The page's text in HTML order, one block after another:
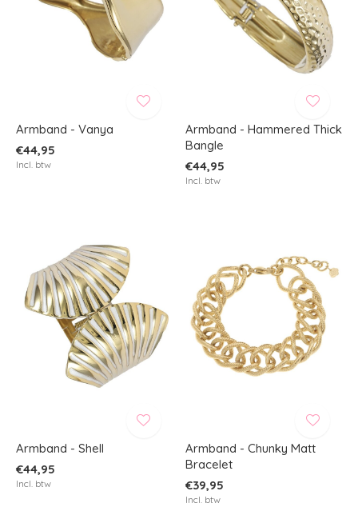
Armband - Vanya
€44,95
Incl. btw
Armband - Hammered Thick
Bangle
€44,95
Incl. btw
Armband - Shell
€44,95
Incl. btw
Armband - Chunky Matt
Bracelet
€39,95
Incl. btw